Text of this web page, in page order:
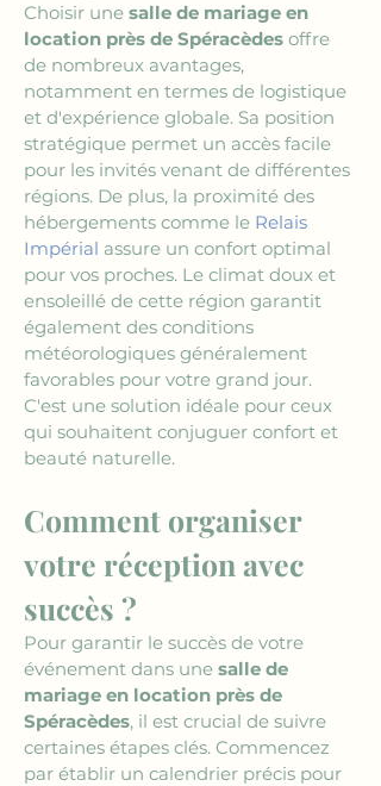
Choisir une salle de mariage en
location près de Spéracèdes offre
de nombreux avantages,
notamment en termes de logistique
et d'expérience globale. Sa position
stratégique permet un accès facile
pour les invités venant de différentes
régions. De plus, la proximité des
hébergements comme le Relais
Impérial assure un confort optimal
pour vos proches. Le climat doux et
ensoleillé de cette région garantit
également des conditions
météorologiques généralement
favorables pour votre grand jour.
C'est une solution idéale pour ceux
qui souhaitent conjuguer confort et
beauté naturelle.
Comment organiser
votre réception avec
succès ?
Pour garantir le succès de votre
événement dans une salle de
mariage en location près de
Spéracèdes, il est crucial de suivre
certaines étapes clés. Commencez
par établir un calendrier précis pour